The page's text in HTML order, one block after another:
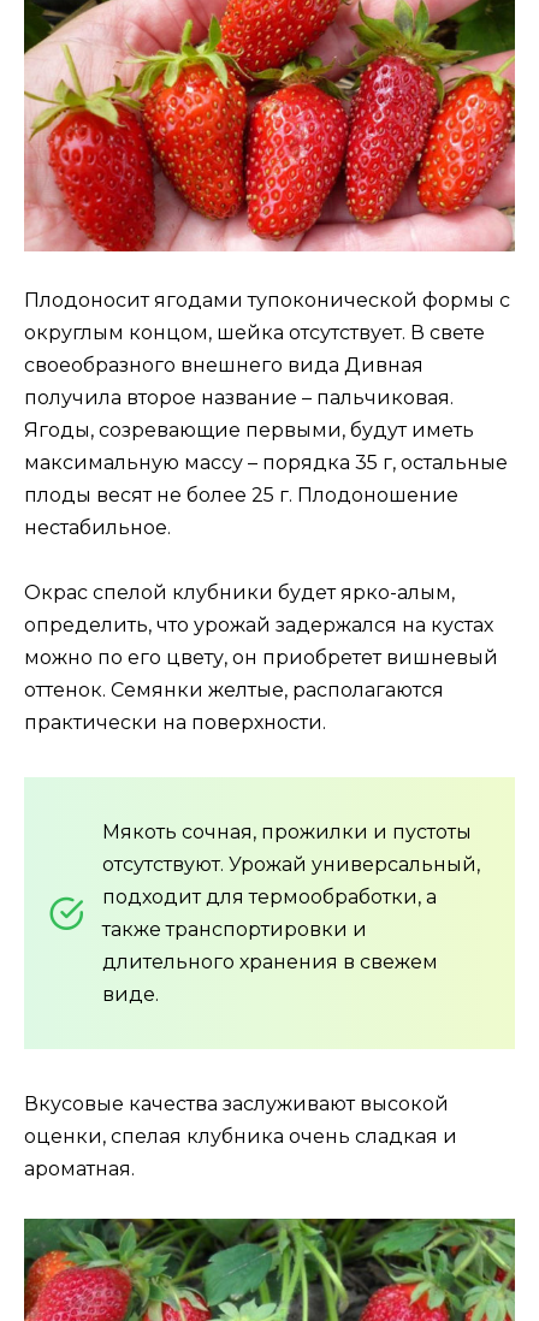
Плодоносит ягодами тупоконической формы с
округлым концом, шейка отсутствует. В свете
своеобразного внешнего вида Дивная
получила второе название – пальчиковая.
Ягоды, созревающие первыми, будут иметь
максимальную массу – порядка 35 г, остальные
плоды весят не более 25 г. Плодоношение
нестабильное.
Окрас спелой клубники будет ярко-алым,
определить, что урожай задержался на кустах
можно по его цвету, он приобретет вишневый
оттенок. Семянки желтые, располагаются
практически на поверхности.
Мякоть сочная, прожилки и пустоты
отсутствуют. Урожай универсальный,
подходит для термообработки, а
также транспортировки и
длительного хранения в свежем
виде.
Вкусовые качества заслуживают высокой
оценки, спелая клубника очень сладкая и
ароматная.